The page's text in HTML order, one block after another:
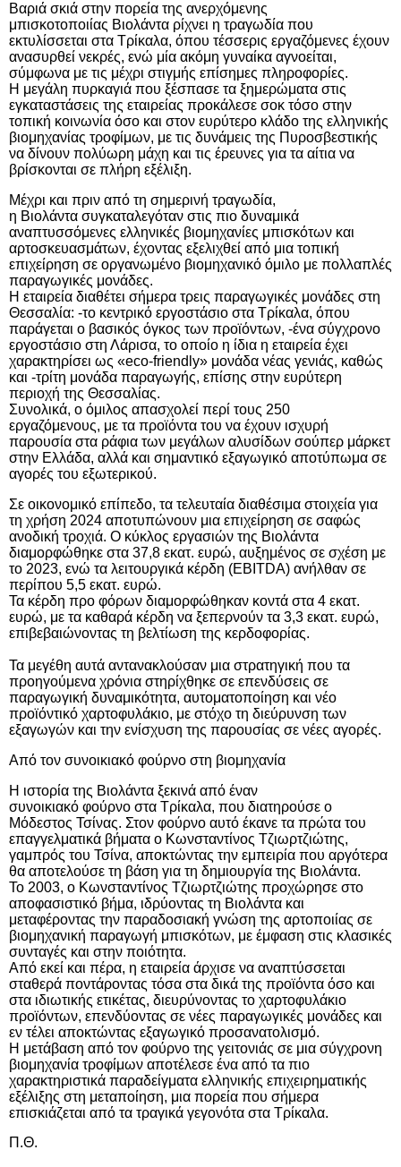
Βαριά σκιά στην πορεία της ανερχόμενης
μπισκοτοποιίας Βιολάντα ρίχνει η τραγωδία που
εκτυλίσσεται στα Τρίκαλα, όπου τέσσερις εργαζόμενες έχουν
ανασυρθεί νεκρές, ενώ μία ακόμη γυναίκα αγνοείται,
σύμφωνα με τις μέχρι στιγμής επίσημες πληροφορίες.
Η μεγάλη πυρκαγιά που ξέσπασε τα ξημερώματα στις
εγκαταστάσεις της εταιρείας προκάλεσε σοκ τόσο στην
τοπική κοινωνία όσο και στον ευρύτερο κλάδο της ελληνικής
βιομηχανίας τροφίμων, με τις δυνάμεις της Πυροσβεστικής
να δίνουν πολύωρη μάχη και τις έρευνες για τα αίτια να
βρίσκονται σε πλήρη εξέλιξη.
Μέχρι και πριν από τη σημερινή τραγωδία,
η Βιολάντα συγκαταλεγόταν στις πιο δυναμικά
αναπτυσσόμενες ελληνικές βιομηχανίες μπισκότων και
αρτοσκευασμάτων, έχοντας εξελιχθεί από μια τοπική
επιχείρηση σε οργανωμένο βιομηχανικό όμιλο με πολλαπλές
παραγωγικές μονάδες.
Η εταιρεία διαθέτει σήμερα τρεις παραγωγικές μονάδες στη
Θεσσαλία: -το κεντρικό εργοστάσιο στα Τρίκαλα, όπου
παράγεται ο βασικός όγκος των προϊόντων, -ένα σύγχρονο
εργοστάσιο στη Λάρισα, το οποίο η ίδια η εταιρεία έχει
χαρακτηρίσει ως «eco-friendly» μονάδα νέας γενιάς, καθώς
και -τρίτη μονάδα παραγωγής, επίσης στην ευρύτερη
περιοχή της Θεσσαλίας.
Συνολικά, ο όμιλος απασχολεί περί τους 250
εργαζόμενους, με τα προϊόντα του να έχουν ισχυρή
παρουσία στα ράφια των μεγάλων αλυσίδων σούπερ μάρκετ
στην Ελλάδα, αλλά και σημαντικό εξαγωγικό αποτύπωμα σε
αγορές του εξωτερικού.
Σε οικονομικό επίπεδο, τα τελευταία διαθέσιμα στοιχεία για
τη χρήση 2024 αποτυπώνουν μια επιχείρηση σε σαφώς
ανοδική τροχιά. Ο κύκλος εργασιών της Βιολάντα
διαμορφώθηκε στα 37,8 εκατ. ευρώ, αυξημένος σε σχέση με
το 2023, ενώ τα λειτουργικά κέρδη (EBITDA) ανήλθαν σε
περίπου 5,5 εκατ. ευρώ.
Τα κέρδη προ φόρων διαμορφώθηκαν κοντά στα 4 εκατ.
ευρώ, με τα καθαρά κέρδη να ξεπερνούν τα 3,3 εκατ. ευρώ,
επιβεβαιώνοντας τη βελτίωση της κερδοφορίας.
Τα μεγέθη αυτά αντανακλούσαν μια στρατηγική που τα
προηγούμενα χρόνια στηρίχθηκε σε επενδύσεις σε
παραγωγική δυναμικότητα, αυτοματοποίηση και νέο
προϊόντικό χαρτοφυλάκιο, με στόχο τη διεύρυνση των
εξαγωγών και την ενίσχυση της παρουσίας σε νέες αγορές.
Από τον συνοικιακό φούρνο στη βιομηχανία
Η ιστορία της Βιολάντα ξεκινά από έναν
συνοικιακό φούρνο στα Τρίκαλα, που διατηρούσε ο
Μόδεστος Τσίνας. Στον φούρνο αυτό έκανε τα πρώτα του
επαγγελματικά βήματα ο Κωνσταντίνος Τζιωρτζιώτης,
γαμπρός του Τσίνα, αποκτώντας την εμπειρία που αργότερα
θα αποτελούσε τη βάση για τη δημιουργία της Βιολάντα.
Το 2003, ο Κωνσταντίνος Τζιωρτζιώτης προχώρησε στο
αποφασιστικό βήμα, ιδρύοντας τη Βιολάντα και
μεταφέροντας την παραδοσιακή γνώση της αρτοποιίας σε
βιομηχανική παραγωγή μπισκότων, με έμφαση στις κλασικές
συνταγές και στην ποιότητα.
Από εκεί και πέρα, η εταιρεία άρχισε να αναπτύσσεται
σταθερά ποντάροντας τόσα στα δικά της προϊόντα όσο και
στα ιδιωτικής ετικέτας, διευρύνοντας το χαρτοφυλάκιο
προϊόντων, επενδύοντας σε νέες παραγωγικές μονάδες και
εν τέλει αποκτώντας εξαγωγικό προσανατολισμό.
Η μετάβαση από τον φούρνο της γειτονιάς σε μια σύγχρονη
βιομηχανία τροφίμων αποτέλεσε ένα από τα πιο
χαρακτηριστικά παραδείγματα ελληνικής επιχειρηματικής
εξέλιξης στη μεταποίηση, μια πορεία που σήμερα
επισκιάζεται από τα τραγικά γεγονότα στα Τρίκαλα.
Π.Θ.